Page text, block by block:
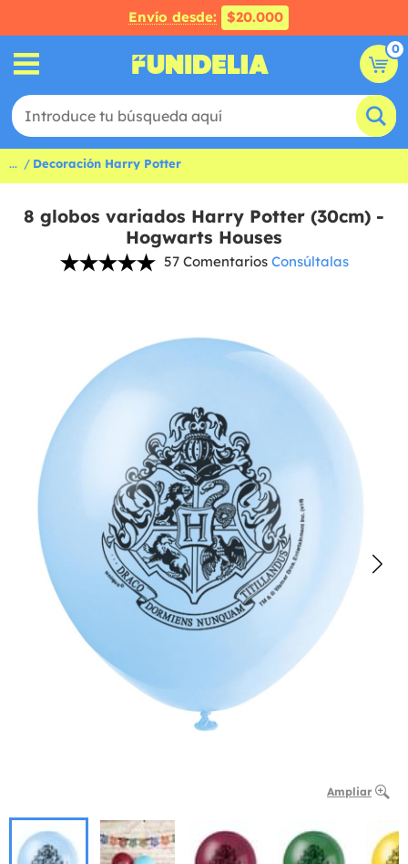
Envío desde: $20.000
0
... Decoración Harry Potter
8 globos variados Harry Potter (30cm) -
Hogwarts Houses
57 Comentarios Consúltalas
Ampliar